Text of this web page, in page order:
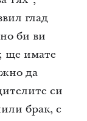
глад
би ви
ще имате
да
си
брак, с